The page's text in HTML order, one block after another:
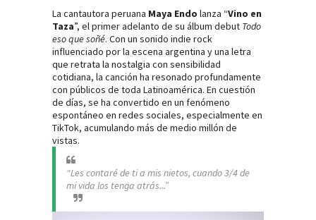
La cantautora peruana Maya Endo lanza “Vino en
Taza”, el primer adelanto de su álbum debut Todo
eso que soñé. Con un sonido indie rock
influenciado por la escena argentina y una letra
que retrata la nostalgia con sensibilidad
cotidiana, la canción ha resonado profundamente
con públicos de toda Latinoamérica. En cuestión
de días, se ha convertido en un fenómeno
espontáneo en redes sociales, especialmente en
TikTok, acumulando más de medio millón de
vistas.
“Les contaré de ti a mis nietos, cuando 3/4 de
mi vida los tenga atrás...”